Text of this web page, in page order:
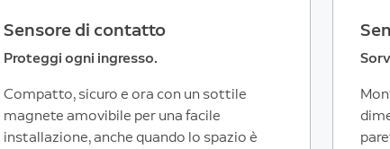
Sensore di contatto
Proteggi ogni ingresso.
Compatto, sicuro e ora con un sottile
magnete amovibile per una facile
installazione, anche quando lo spazio è